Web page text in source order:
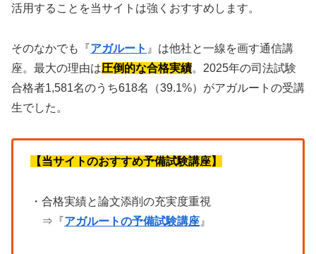
活用することを当サイトは強くおすすめします。
そのなかでも『アガルート 』は他社と一線を画す通信講
座。最大の理由は圧倒的な合格実績。2025年の司法試験
合格者1,581名のうち618名（39.1%）がアガルートの受講
生でした。
【当サイトのおすすめ予備試験講座】
・合格実績と論文添削の充実度重視
⇒『アガルートの予備試験講座 』